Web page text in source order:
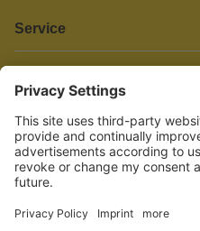
Service
Informationen
Barrierefreiheit
Wir bemühen uns, unsere
Einige Inhalte und Funktionen
vollständig zugänglich. Wenn
benötigen, kontaktieren Sie uns
Vertrag